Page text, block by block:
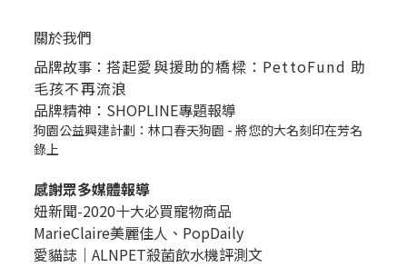
關於我們
品牌故事： 搭起愛與援助的橋樑：PettoFund 助
毛孩不再流浪
品牌精神：SHOPLINE專題報導
狗園公益興建計劃：林口春天狗園 - 將您的大名刻印在芳名
錄上
感謝眾多媒體報導
妞新聞-2020十大必買寵物商品
MarieClaire美麗佳人、 PopDaily
愛貓誌｜ALNPET殺菌飲水機評測文